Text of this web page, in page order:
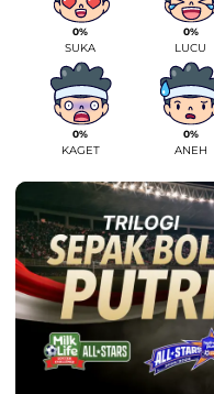
0%
SUKA
0%
LUCU
0%
KAGET
0%
ANEH